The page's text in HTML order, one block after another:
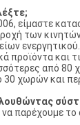
είμαστε
των
προϊόντα και
από 80
30 χωρών και
παρέχουμε